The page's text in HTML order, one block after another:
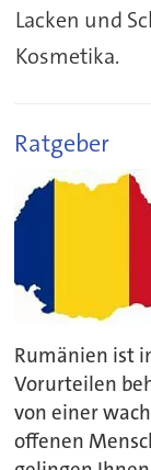
Lacken und
Kosmetika.
Ratgeber
Rumänien ist
Vorurteilen
von einer
offenen